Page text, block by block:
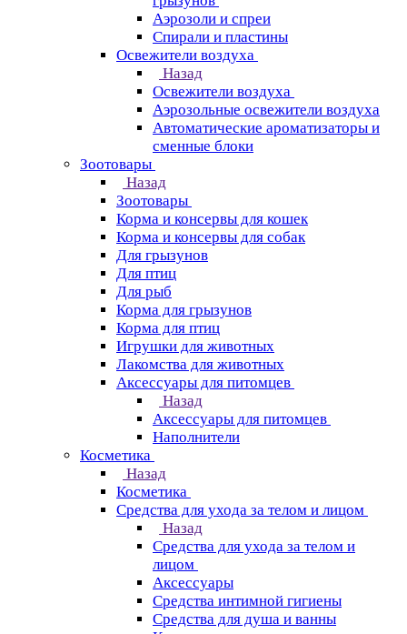
Аэрозоли и спреи
Спирали и пластины
Освежители воздуха
Назад
Освежители воздуха
Аэрозольные освежители воздуха
Автоматические ароматизаторы и
сменные блоки
Зоотовары
Назад
Зоотовары
Корма и консервы для кошек
Корма и консервы для собак
Для грызунов
Для птиц
Для рыб
Корма для грызунов
Корма для птиц
Игрушки для животных
Лакомства для животных
Аксессуары для питомцев
Назад
Аксессуары для питомцев
Наполнители
Косметика
Назад
Косметика
Средства для ухода за телом и лицом
Назад
Средства для ухода за телом и
лицом
Аксессуары
Средства интимной гигиены
Средства для душа и ванны